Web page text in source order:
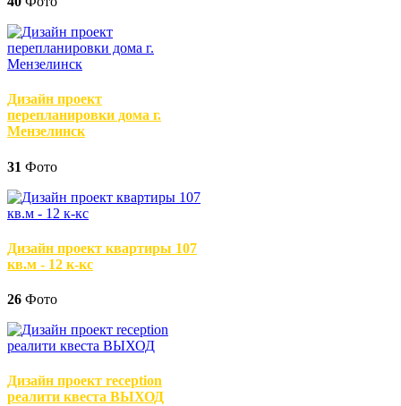
Дизайн проект
перепланировки дома г.
Мензелинск
31 Фото
Дизайн проект квартиры 107
кв.м - 12 к-кс
26 Фото
Дизайн проект reception
реалити квеста ВЫХОД